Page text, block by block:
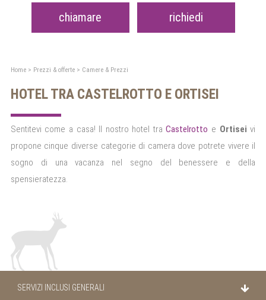
chiamare richiedi
Home> Prezzi & offerte> Camere & Prezzi
HOTEL TRA CASTELROTTO E ORTISEI
Sentitevi come a casa! Il nostro hotel traCastelrotto e Ortisei vi
propone cinque diverse categorie di camera dove potrete vivere il
sogno di una vacanza nel segno del benessere e della
spensieratezza.
SERVIZI INCLUSI GENERALI